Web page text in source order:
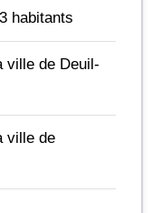
habitants
ville de Deuil-
ville de